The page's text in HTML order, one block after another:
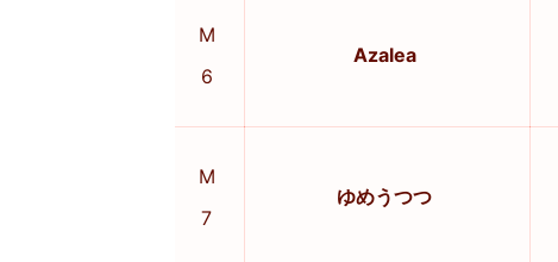
M
6
Azalea
M
7
ゆめうつつ